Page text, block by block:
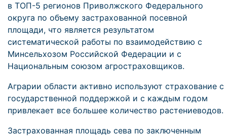
в ТОП-5 регионов Приволжского Федерального
округа по объему застрахованной посевной
площади, что является результатом
систематической работы по взаимодействию с
Минсельхозом Российской Федерации и с
Национальным союзом агростраховщиков.
Аграрии области активно используют страхование с
государственной поддержкой и с каждым годом
привлекает все большее количество растениеводов.
Застрахованная площадь сева по заключенным